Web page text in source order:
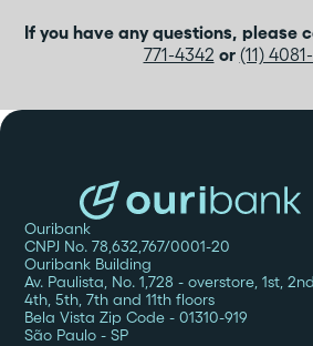
If you have any questions, please
771-4342 or (11)
Ouribank
CNPJ No. 78,632,767/0001-20
Ouribank Building
Av. Paulista, No. 1,728 - overstore, 1st,
4th, 5th, 7th and 11th floors
Bela Vista Zip Code - 01310-919
São Paulo - SP